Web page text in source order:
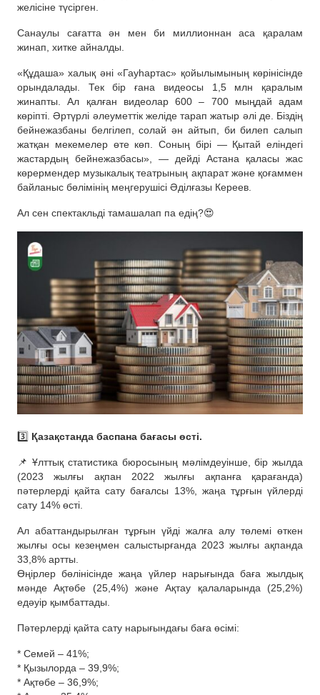
желісіне түсірген.
Санаулы сағатта ән мен би миллионнан аса қаралам
жинап, хитке айналды.
«Құдаша» халық әні «Гауһартас» қойылымының көрінісінде
орындалады. Тек бір ғана видеосы 1,5 млн қаралым
жинапты. Ал қалған видеолар 600 – 700 мыңдай адам
көріпті. Әртүрлі әлеуметтік желіде тарап жатыр әлі де. Біздің
бейнежазбаны белгілеп, солай ән айтып, би билеп салып
жатқан мекемелер өте көп. Соның бірі — Қытай еліндегі
жастардың бейнежазбасы», — дейді Астана қаласы жас
көрермендер музыкалық театрының ақпарат және қоғаммен
байланыс бөлімінің меңгерушісі Әділғазы Кереев.
Ал сен спектакльді тамашалап па едің?😍
3️⃣ Қазақстанда баспана бағасы өсті.
📌 Ұлттық статистика бюросының мәлімдеуінше, бір жылда
(2023 жылғы ақпан 2022 жылғы ақпанға қарағанда)
пәтерлерді қайта сату бағалсы 13%, жаңа тұрғын үйлерді
сату 14% өсті.
Ал абаттандырылған тұрғын үйді жалға алу төлемі өткен
жылғы осы кезеңмен салыстырғанда 2023 жылғы ақпанда
33,8% артты.
Өңірлер бөлінісінде жаңа үйлер нарығында баға жылдық
мәнде Ақтөбе (25,4%) және Ақтау қалаларында (25,2%)
едәуір қымбаттады.
Пәтерлерді қайта сату нарығындағы баға өсімі:
* Семей – 41%;
* Қызылорда – 39,9%;
* Ақтөбе – 36,9%;